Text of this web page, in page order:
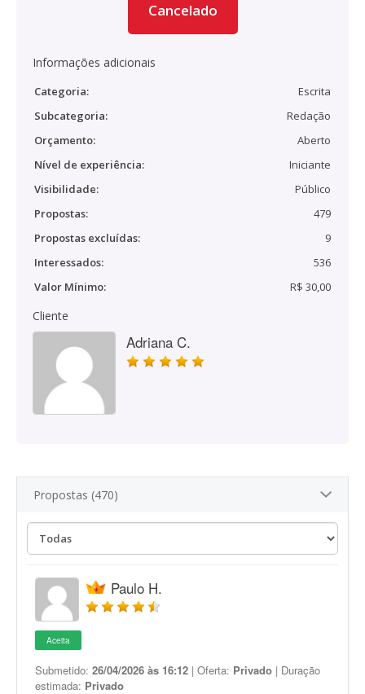
Cancelado
Informações adicionais
Categoria:
Escrita
Subcategoria:
Redação
Orçamento:
Aberto
Nível de experiência:
Iniciante
Visibilidade:
Público
Propostas:
479
Propostas excluídas:
9
Interessados:
536
Valor Mínimo:
R$ 30,00
Cliente
Adriana C.
Propostas (470)
Paulo H.
Aceita
Submetido: 26/04/2026 às 16:12 | Oferta: Privado | Duração
estimada: Privado